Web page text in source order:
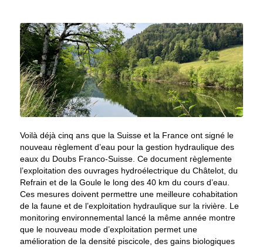
Voilà déjà cinq ans que la Suisse et la France ont signé le
nouveau règlement d’eau pour la gestion hydraulique des
eaux du Doubs Franco-Suisse. Ce document règlemente
l’exploitation des ouvrages hydroélectrique du Châtelot, du
Refrain et de la Goule le long des 40 km du cours d’eau.
Ces mesures doivent permettre une meilleure cohabitation
de la faune et de l’exploitation hydraulique sur la rivière. Le
monitoring environnemental lancé la même année montre
que le nouveau mode d’exploitation permet une
amélioration de la densité piscicole, des gains biologiques